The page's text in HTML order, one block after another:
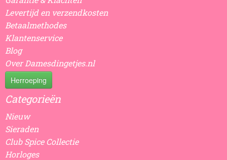
Levertijd en verzendkosten
Betaalmethodes
Klantenservice
Blog
Over Damesdingetjes.nl
Herroeping
Categorieën
Nieuw
Sieraden
Club Spice Collectie
Horloges